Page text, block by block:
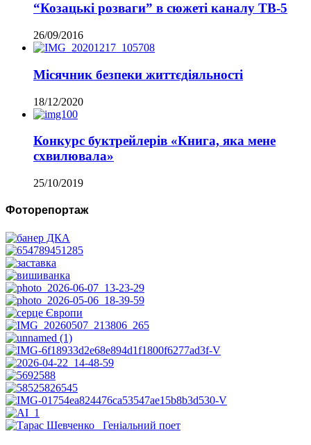
“Козацькі розваги” в сюжеті каналу ТВ-5
26/09/2016
Місячник безпеки життєдіяльності
18/12/2020
Конкурс буктрейлерів «Книга, яка мене
схвилювала»
25/10/2019
Фоторепортаж